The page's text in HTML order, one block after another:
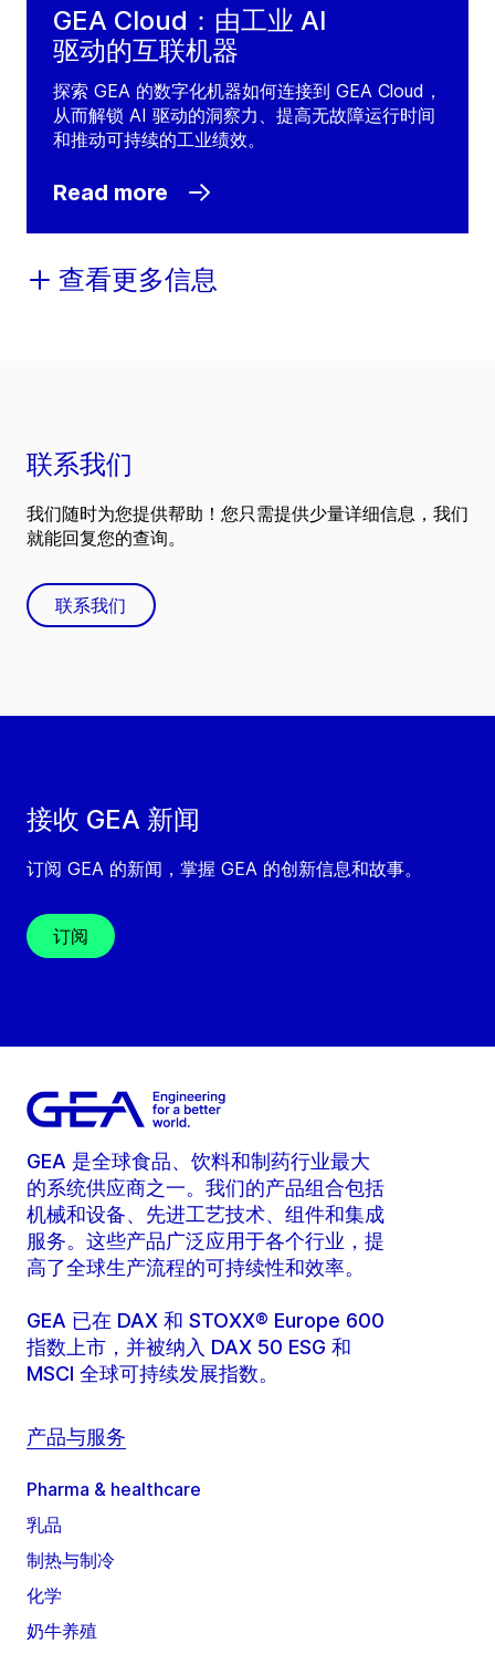
GEA Cloud：由工业 AI
驱动的互联机器
探索 GEA 的数字化机器如何连接到 GEA Cloud，
从而解锁 AI 驱动的洞察力、提高无故障运行时间
和推动可持续的工业绩效。
Read more
查看更多信息
接收 GEA 新闻
订阅 GEA 的新闻，掌握 GEA 的创新信息和故事。
订阅
联系我们
我们随时为您提供帮助！您只需提供少量详细信息，我们
就能回复您的查询。
联系我们
GEA 是全球食品、饮料和制药行业最大
的系统供应商之一。我们的产品组合包括
机械和设备、先进工艺技术、组件和集成
服务。这些产品广泛应用于各个行业，提
高了全球生产流程的可持续性和效率。
GEA 已在 DAX 和 STOXX® Europe 600
指数上市，并被纳入 DAX 50 ESG 和
MSCI 全球可持续发展指数。
产品与服务
Pharma & healthcare
乳品
制热与制冷
化学
奶牛养殖